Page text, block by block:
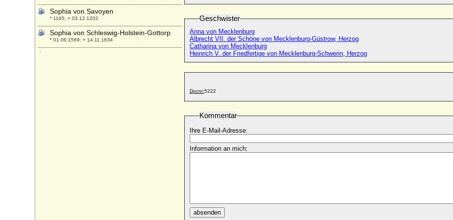
Geschwister
Anna von Mecklenburg
Albrecht VII. der Schöne von Mecklenburg-Güstrow, Herzog
Catharina von Mecklenburg
Heinrich V. der Friedfertige von Mecklenburg-Schwerin, Herzog
Docnr:5222
Kommentar
Ihre E-Mail-Adresse:
Information an mich:
absenden
Sophia von Savoyen
* 1165; + 03.12.1202
Sophia von Schleswig-Holstein-Gottorp
* 01.06.1569; + 14.11.1634